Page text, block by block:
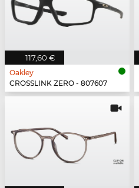
117,60 €
Oakley
CROSSLINK ZERO - 807607